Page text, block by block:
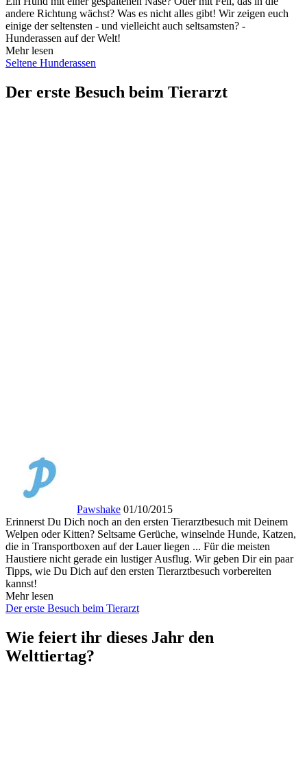
andere Richtung wächst? Was es nicht alles gibt! Wir zeigen euch
einige der seltensten - und vielleicht auch seltsamsten? -
Hunderassen auf der Welt!
Mehr lesen
Seltene Hunderassen
Der erste Besuch beim Tierarzt
Pawshake 01/10/2015
Erinnerst Du Dich noch an den ersten Tierarztbesuch mit Deinem
Welpen oder Kitten? Seltsame Gerüche, winselnde Hunde, Katzen,
die in Transportboxen auf der Lauer liegen ... Für die meisten
Haustiere nicht gerade ein lustiger Ausflug. Wir geben Dir ein paar
Tipps, wie Du Dich auf den ersten Tierarztbesuch vorbereiten
kannst!
Mehr lesen
Der erste Besuch beim Tierarzt
Wie feiert ihr dieses Jahr den
Welttiertag?